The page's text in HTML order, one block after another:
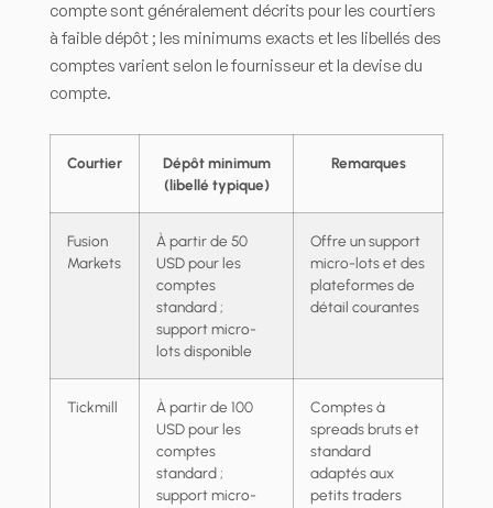
compte sont généralement décrits pour les courtiers
à faible dépôt ; les minimums exacts et les libellés des
comptes varient selon le fournisseur et la devise du
compte.
Courtier
Dépôt minimum
(libellé typique)
Remarques
Fusion
Markets
À partir de 50
USD pour les
comptes
standard ;
support micro-
lots disponible
Offre un support
micro-lots et des
plateformes de
détail courantes
Tickmill
À partir de 100
USD pour les
comptes
standard ;
support micro-
Comptes à
spreads bruts et
standard
adaptés aux
petits traders